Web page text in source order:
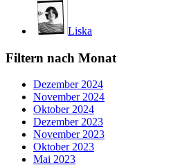
Liska
Filtern nach Monat
Dezember 2024
November 2024
Oktober 2024
Dezember 2023
November 2023
Oktober 2023
Mai 2023